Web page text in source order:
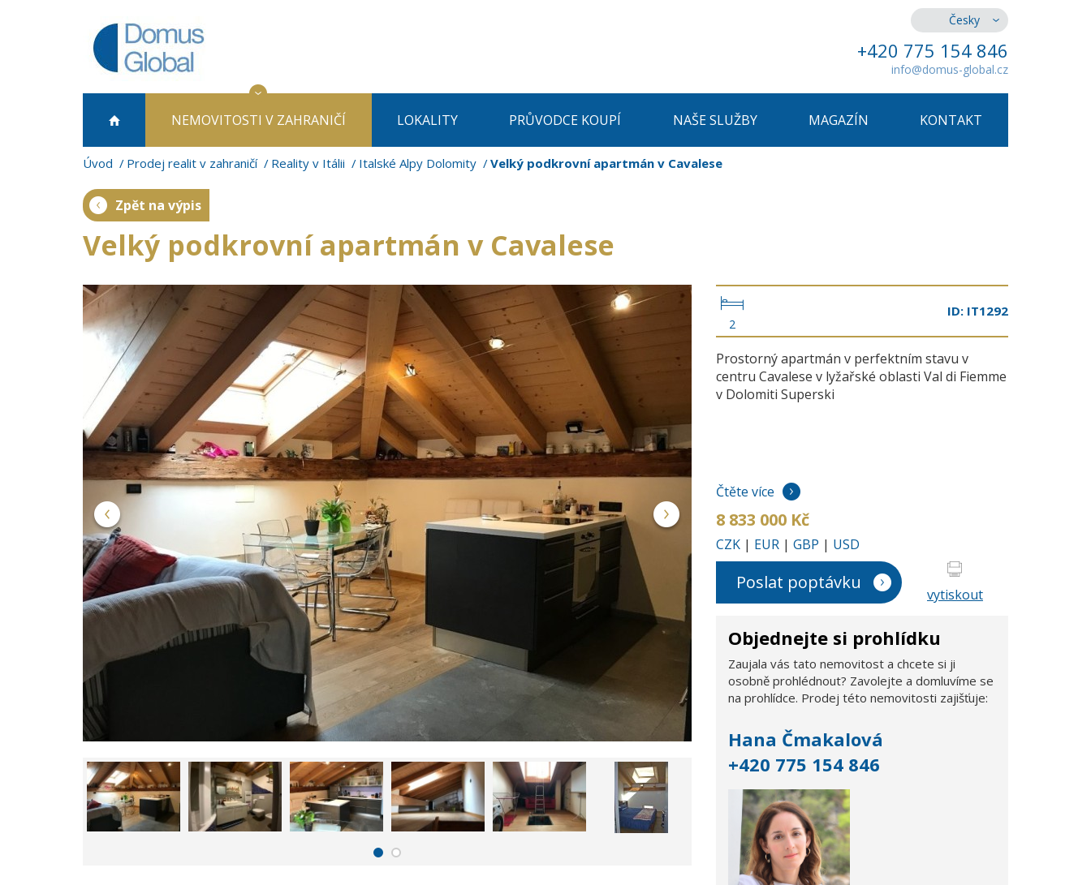
Česky
+420 775 154 846
info@domus-global.cz
NEMOVITOSTI V ZAHRANIČÍ LOKALITY PRŮVODCE KOUPÍ NAŠE SLUŽBY MAGAZÍN KONTAKT
Úvod Prodej realit v zahraničí Reality v Itálii Italské Alpy Dolomity Velký podkrovní apartmán v Cavalese
Zpět na výpis
Velký podkrovní apartmán v Cavalese
2
ID: IT1292
Prostorný apartmán v perfektním stavu v
centru Cavalese v lyžařské oblasti Val di Fiemme
v Dolomiti Superski
Čtěte více
8 833 000 Kč
CZK | EUR | GBP | USD
Poslat poptávku
vytiskout
Objednejte si prohlídku
Zaujala vás tato nemovitost a chcete si ji
osobně prohlédnout? Zavolejte a domluvíme se
na prohlídce. Prodej této nemovitosti zajišťuje:
Hana Čmakalová
+420 775 154 846